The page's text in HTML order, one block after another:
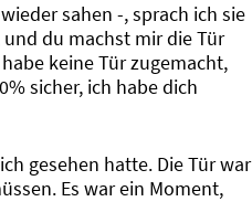
sahen -, sprach ich sie
du machst mir die Tür
keine Tür zugemacht,
sicher, ich habe dich
gesehen hatte. Die Tür war
Es war ein Moment,